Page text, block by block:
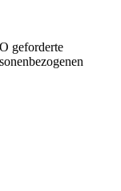
geforderte